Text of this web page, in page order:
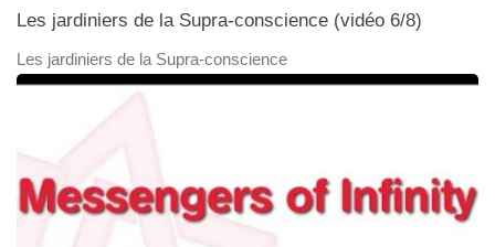
Les jardiniers de la Supra-conscience (vidéo 6/8)
Les jardiniers de la Supra-conscience